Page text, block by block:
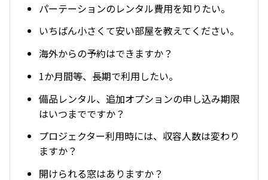
パーテーションのレンタル費用を知りたい。
いちばん小さくて安い部屋を教えてください。
海外からの予約はできますか？
1か月間等、長期で利用したい。
備品レンタル、追加オプションの申し込み期限
はいつまでですか？
プロジェクター利用時には、収容人数は変わり
ますか？
開けられる窓はありますか？